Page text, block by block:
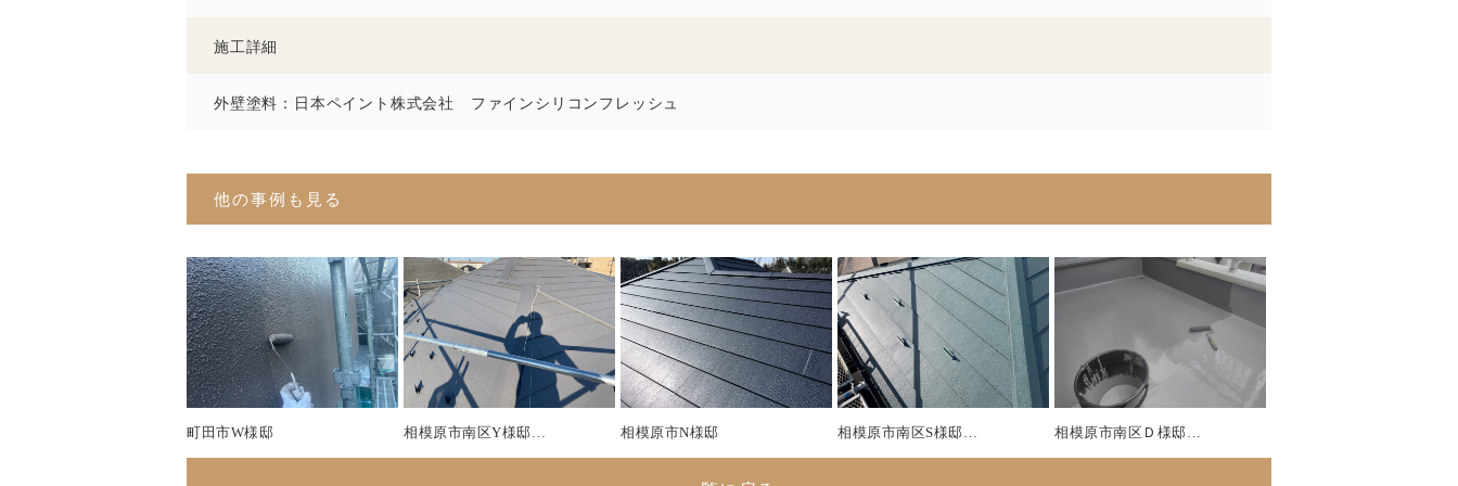
施工詳細
外壁塗料：日本ペイント株式会社 ファインシリコンフレッシュ
他の事例も見る
町田市W様邸 相模原市南区Y様邸… 相模原市N様邸 相模原市南区S様邸… 相模原市南区Ｄ様邸…